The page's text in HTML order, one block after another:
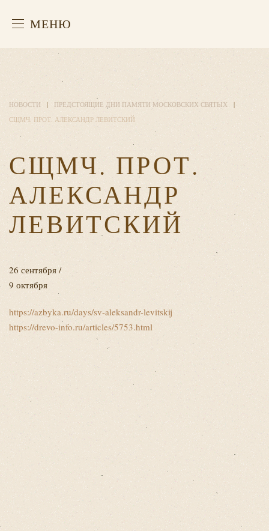
МЕНЮ
НОВОСТИ
ПРЕДСТОЯЩИЕ ДНИ ПАМЯТИ МОСКОВСКИХ СВЯТЫХ
СЩМЧ. ПРОТ. АЛЕКСАНДР ЛЕВИТСКИЙ
СЩМЧ. ПРОТ.
АЛЕКСАНДР
ЛЕВИТСКИЙ
26 сентября /
9 октября
https://azbyka.ru/days/sv-aleksandr-levitskij
https://drevo-info.ru/articles/5753.html